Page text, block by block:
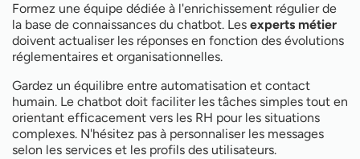
Formez une équipe dédiée à l'enrichissement régulier de
la base de connaissances du chatbot. Les experts métier
doivent actualiser les réponses en fonction des évolutions
réglementaires et organisationnelles.
Gardez un équilibre entre automatisation et contact
humain. Le chatbot doit faciliter les tâches simples tout en
orientant efficacement vers les RH pour les situations
complexes. N'hésitez pas à personnaliser les messages
selon les services et les profils des utilisateurs.